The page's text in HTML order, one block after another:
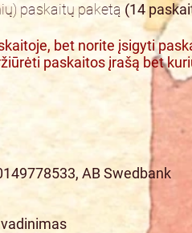
paskaitų paketą (14
bet norite įsigyti
paskaitos įrašą bet
AB Swedbank